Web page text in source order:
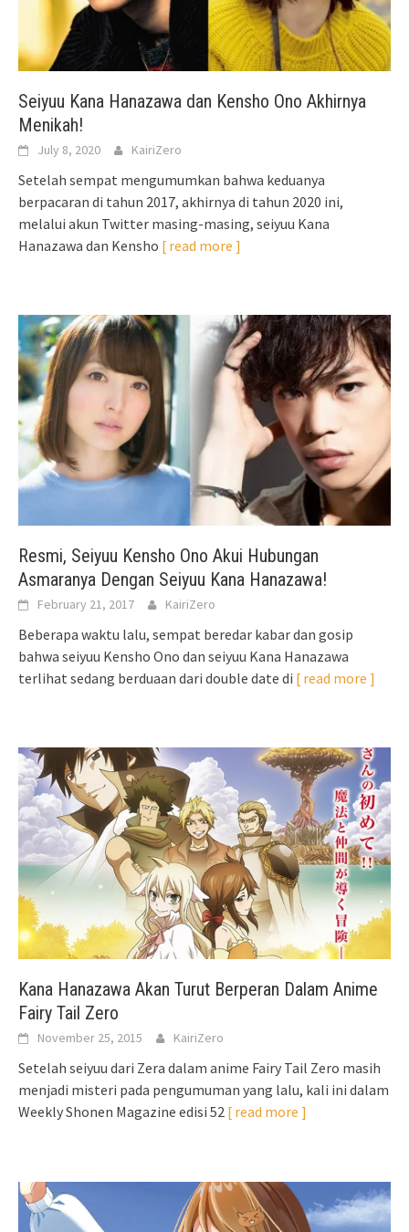
Seiyuu Kana Hanazawa dan Kensho Ono Akhirnya
Menikah!
July 8, 2020 KairiZero
Setelah sempat mengumumkan bahwa keduanya
berpacaran di tahun 2017, akhirnya di tahun 2020 ini,
melalui akun Twitter masing-masing, seiyuu Kana
Hanazawa dan Kensho [ read more ]
Resmi, Seiyuu Kensho Ono Akui Hubungan
Asmaranya Dengan Seiyuu Kana Hanazawa!
February 21, 2017 KairiZero
Beberapa waktu lalu, sempat beredar kabar dan gosip
bahwa seiyuu Kensho Ono dan seiyuu Kana Hanazawa
terlihat sedang berduaan dari double date di [ read more ]
Kana Hanazawa Akan Turut Berperan Dalam Anime
Fairy Tail Zero
November 25, 2015 KairiZero
Setelah seiyuu dari Zera dalam anime Fairy Tail Zero masih
menjadi misteri pada pengumuman yang lalu, kali ini dalam
Weekly Shonen Magazine edisi 52 [ read more ]